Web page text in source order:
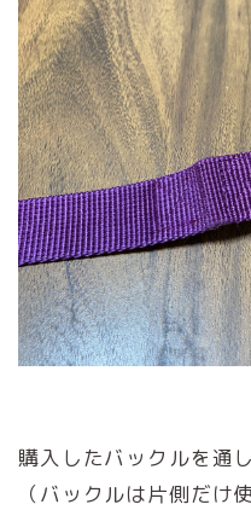
購入したバックルを通し
（バックルは片側だけ